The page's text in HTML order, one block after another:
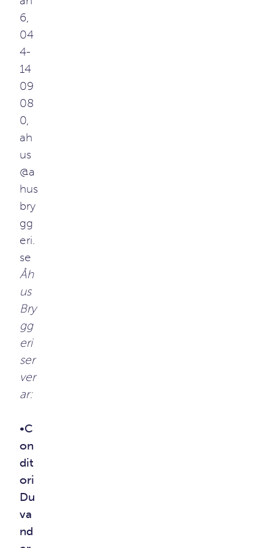
6,
04
4-
14
09
08
0,
ah
us
@a
hus
bry
gg
eri.
se
Åh
us
Bry
gg
eri
ser
ver
ar:
•C
on
dit
ori
Du
va
nd